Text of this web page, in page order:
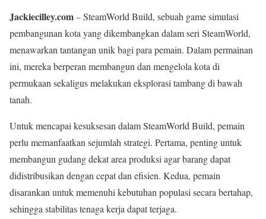
Jackiecilley.com– SteamWorld Build, sebuah game simulasi
pembangunan kota yang dikembangkan dalam seri SteamWorld,
menawarkan tantangan unik bagi para pemain. Dalam permainan
ini, mereka berperan membangun dan mengelola kota di
permukaan sekaligus melakukan eksplorasi tambang di bawah
tanah.
Untuk mencapai kesuksesan dalam SteamWorld Build, pemain
perlu memanfaatkan sejumlah strategi. Pertama, penting untuk
membangun gudang dekat area produksi agar barang dapat
didistribusikan dengan cepat dan efisien. Kedua, pemain
disarankan untuk memenuhi kebutuhan populasi secara bertahap,
sehingga stabilitas tenaga kerja dapat terjaga.